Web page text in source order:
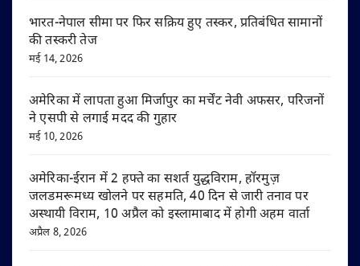
भारत-नेपाल सीमा पर फिर सक्रिय हुए तस्कर, प्रतिबंधित सामानों
की तस्करी तेज
मई 14, 2026
अमेरिका में लापता हुआ मिर्जापुर का मर्चेंट नेवी अफसर, परिजनों
ने एसपी से लगाई मदद की गुहार
मई 10, 2026
अमेरिका-ईरान में 2 हफ्ते का सशर्त युद्धविराम, हॉरमुज़
जलडमरूमध्य खोलने पर सहमति, 40 दिन से जारी तनाव पर
अस्थायी विराम, 10 अप्रैल को इस्लामाबाद में होगी अहम वार्ता
अप्रैल 8, 2026